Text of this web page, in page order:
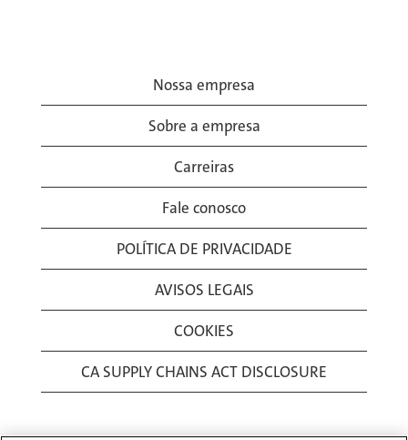
Nossa empresa
Sobre a empresa
Carreiras
Fale conosco
POLÍTICA DE PRIVACIDADE
AVISOS LEGAIS
COOKIES
CA SUPPLY CHAINS ACT DISCLOSURE